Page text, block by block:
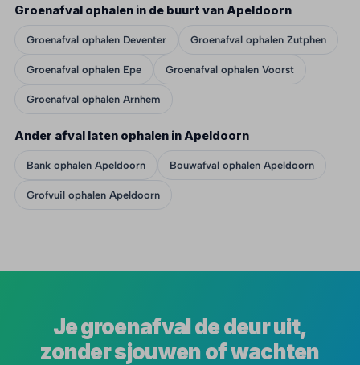
Groenafval ophalen in de buurt van Apeldoorn
Groenafval ophalen Deventer Groenafval ophalen Zutphen
Groenafval ophalen Epe Groenafval ophalen Voorst
Groenafval ophalen Arnhem
Ander afval laten ophalen in Apeldoorn
Bank ophalen Apeldoorn Bouwafval ophalen Apeldoorn
Grofvuil ophalen Apeldoorn
Je groenafval de deur uit,
zonder sjouwen of wachten